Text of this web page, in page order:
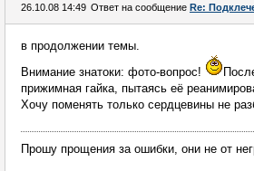
26.10.08 14:49 Ответ на сообщение Re:
в продолжении темы.
Внимание знатоки: фото-вопрос!
прижимная гайка, пытаясь её
Хочу поменять только сердцевины не
Прошу прощения за ошибки, они не от